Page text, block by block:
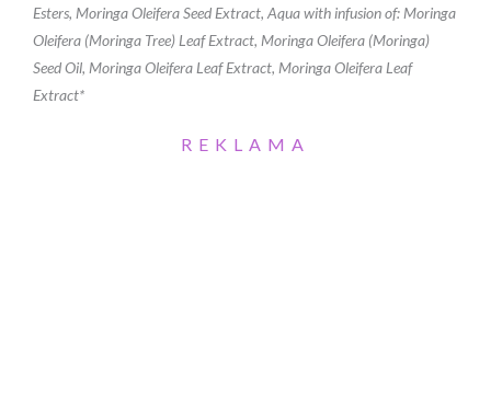
Esters, Moringa Oleifera Seed Extract, Aqua with infusion of: Moringa
Oleifera (Moringa Tree) Leaf Extract, Moringa Oleifera (Moringa)
Seed Oil, Moringa Oleifera Leaf Extract, Moringa Oleifera Leaf
Extract*
REKLAMA